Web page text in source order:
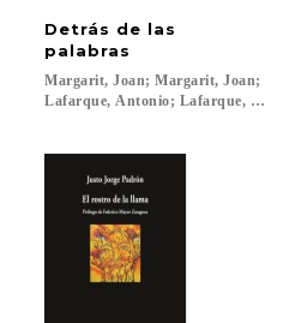
Detrás de las
palabras
Margarit, Joan; Margarit, Joan;
Lafarque, Antonio; Lafarque,